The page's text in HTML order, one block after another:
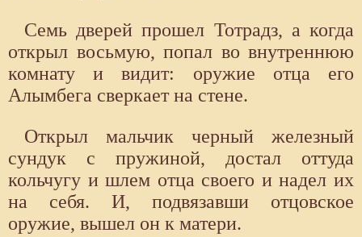
Семь дверей прошел Тотрадз, а когда
открыл восьмую, попал во внутреннюю
комнату и видит: оружие отца его
Алымбега сверкает на стене.
Открыл мальчик черный железный
сундук с пружиной, достал оттуда
кольчугу и шлем отца своего и надел их
на себя. И, подвязавши отцовское
оружие, вышел он к матери.